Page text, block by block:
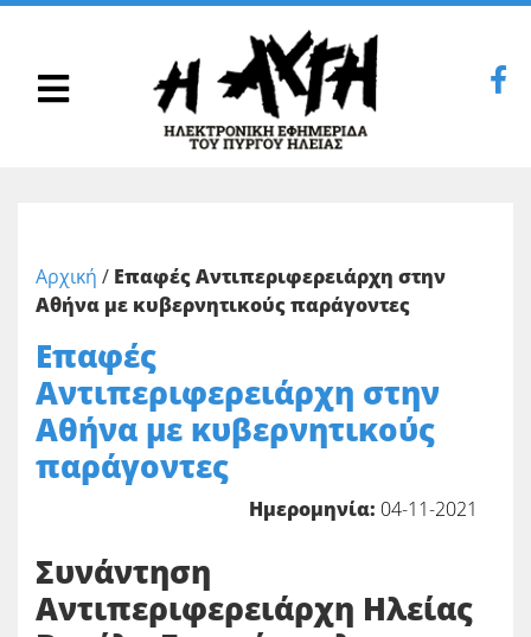
Αρχική / Επαφές Αντιπεριφερειάρχη στην
Αθήνα με κυβερνητικούς παράγοντες
Επαφές
Αντιπεριφερειάρχη στην
Αθήνα με κυβερνητικούς
παράγοντες
Ημερομηνία: 04-11-2021
Συνάντηση
Αντιπεριφερειάρχη Ηλείας